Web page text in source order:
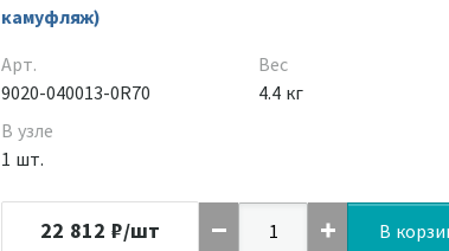
камуфляж)
Арт.
9020-040013-0R70
В узле
1 шт.
Вес
4.4 кг
22 812 ₽/шт В